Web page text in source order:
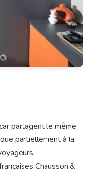
partagent le même
partiellement à la
Chausson &